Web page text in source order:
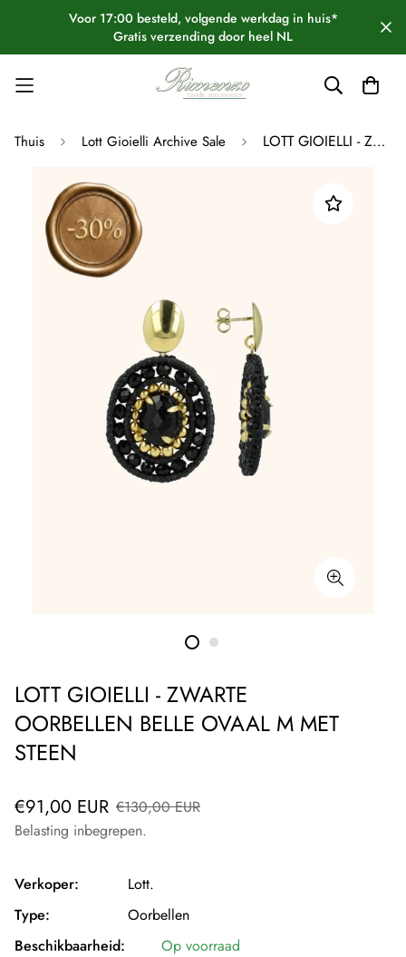
Voor 17:00 besteld, volgende werkdag in huis*
Gratis verzending door heel NL
Thuis Lott Gioielli Archive Sale LOTT GIOIELLI - ZWARTE OORBELLEN BELLE OVAAL M MET STEEN
LOTT GIOIELLI - ZWARTE
OORBELLEN BELLE OVAAL M MET
STEEN
Verkoopprijs
€91,00 EUR
Normale
prijs
€130,00 EUR
Belasting inbegrepen.
Verkoper:
Lott.
Type:
Oorbellen
Beschikbaarheid:
Op voorraad